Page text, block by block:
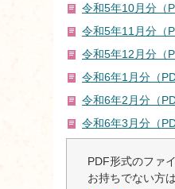
令和5年10月分（
令和5年11月分（
令和5年12月分（
令和6年1月分（
令和6年2月分（
令和6年3月分（
PDF形式のファ
お持ちでない方